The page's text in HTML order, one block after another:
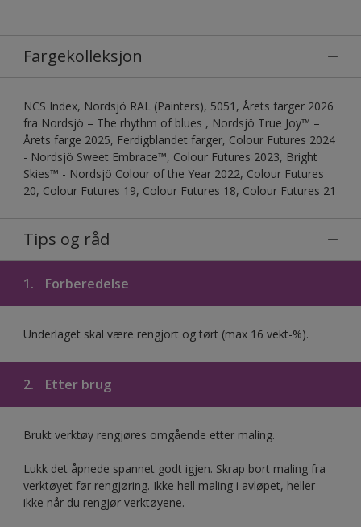
Fargekolleksjon
NCS Index, Nordsjö RAL (Painters), 5051, Årets farger 2026
fra Nordsjö – The rhythm of blues , Nordsjö True Joy™ –
Årets farge 2025, Ferdigblandet farger, Colour Futures 2024
- Nordsjö Sweet Embrace™, Colour Futures 2023, Bright
Skies™ - Nordsjö Colour of the Year 2022, Colour Futures
20, Colour Futures 19, Colour Futures 18, Colour Futures 21
Tips og råd
1. Forberedelse
Underlaget skal være rengjort og tørt (max 16 vekt-%).
2. Etter brug
Brukt verktøy rengjøres omgående etter maling.
Lukk det åpnede spannet godt igjen. Skrap bort maling fra
verktøyet før rengjøring. Ikke hell maling i avløpet, heller
ikke når du rengjør verktøyene.